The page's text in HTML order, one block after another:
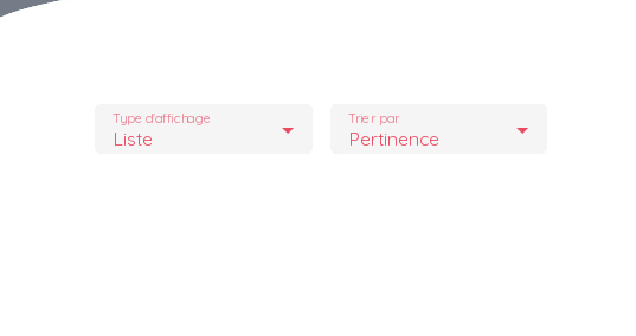
Liste
Type d'affichage
Pertinence
Trier par